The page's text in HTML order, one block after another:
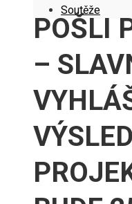
Soutěže
POŠLI
–